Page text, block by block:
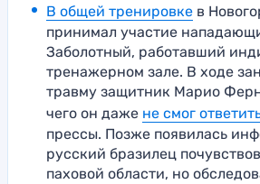
В общей тренировке в
принимал участие
Заболотный, работавший
тренажерном зале. В ходе
травму защитник Марио
чего он даже не смог
прессы. Позже появилась
русский бразилец
паховой области, но